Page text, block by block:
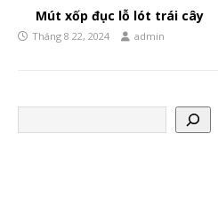
Mút xốp đục lỗ lót trái cây
Tháng 8 22, 2024 admin